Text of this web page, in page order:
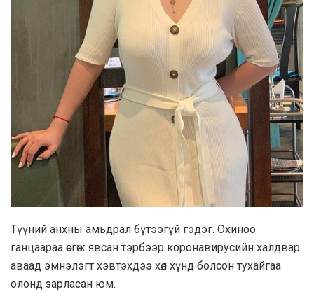
Түүний анхны амьдрал бүтээгүй гэдэг. Охиноо
ганцаараа өсгөж явсан тэрбээр коронавирусийн халдвар
аваад эмнэлэгт хэвтэхдээ хөл хүнд болсон тухайгаа
олонд зарласан юм.